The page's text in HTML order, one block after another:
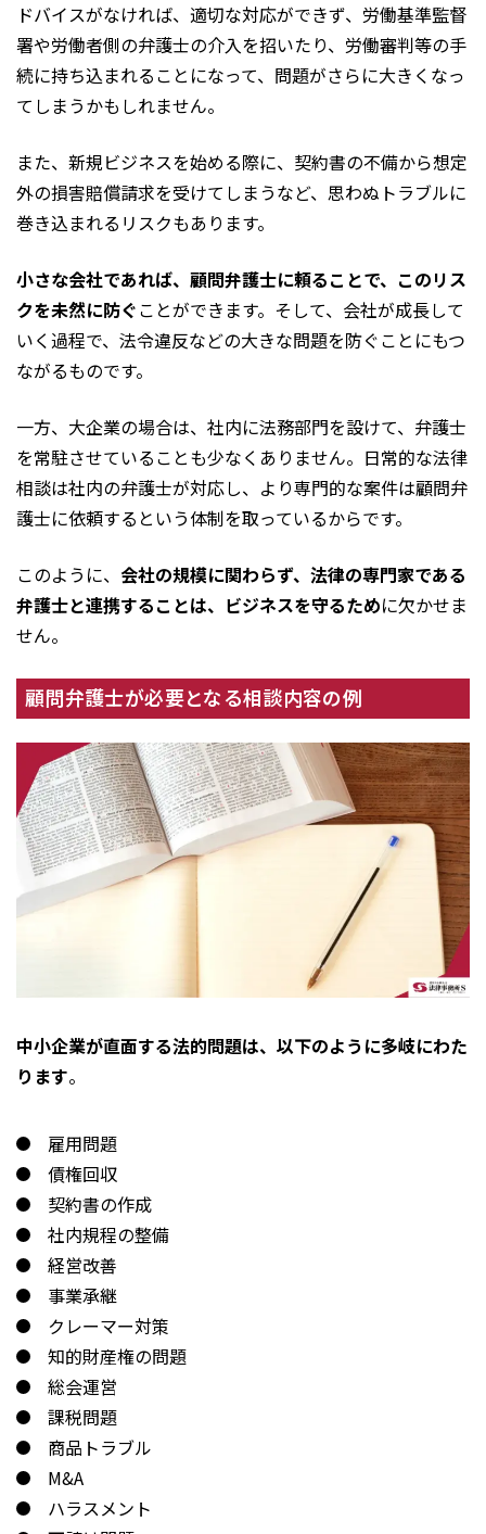
ドバイスがなければ、適切な対応ができず、労働基準監督
署や労働者側の弁護士の介入を招いたり、労働審判等の手
続に持ち込まれることになって、問題がさらに大きくなっ
てしまうかもしれません。
また、新規ビジネスを始める際に、契約書の不備から想定
外の損害賠償請求を受けてしまうなど、思わぬトラブルに
巻き込まれるリスクもあります。
小さな会社であれば、顧問弁護士に頼ることで、このリス
クを未然に防ぐことができます。そして、会社が成長して
いく過程で、法令違反などの大きな問題を防ぐことにもつ
ながるものです。
一方、大企業の場合は、社内に法務部門を設けて、弁護士
を常駐させていることも少なくありません。日常的な法律
相談は社内の弁護士が対応し、より専門的な案件は顧問弁
護士に依頼するという体制を取っているからです。
このように、 会社の規模に関わらず、法律の専門家である
弁護士と連携することは、ビジネスを守るために欠かせま
せん。
顧問弁護士が必要となる相談内容の例
中小企業が直面する法的問題は、以下のように多岐にわた
ります。
雇用問題
債権回収
契約書の作成
社内規程の整備
経営改善
事業承継
クレーマー対策
知的財産権の問題
総会運営
課税問題
商品トラブル
M&A
ハラスメント